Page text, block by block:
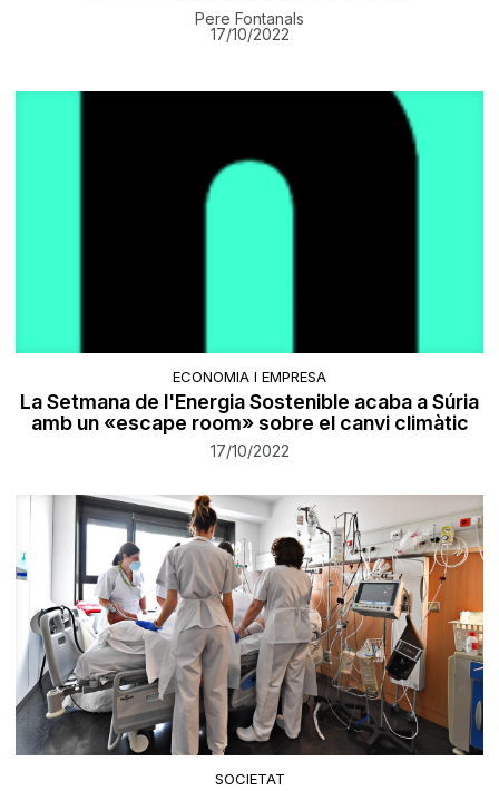
Pere Fontanals
17/10/2022
ECONOMIA I EMPRESA
La Setmana de l'Energia Sostenible acaba a Súria
amb un «escape room» sobre el canvi climàtic
17/10/2022
SOCIETAT